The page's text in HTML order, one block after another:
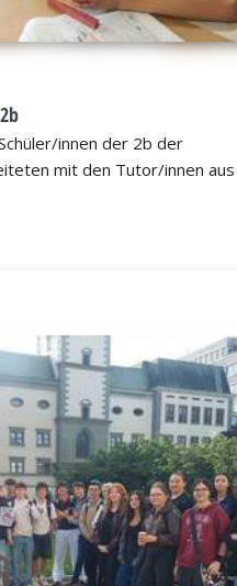
innen der 2b der
mit den Tutor/innen